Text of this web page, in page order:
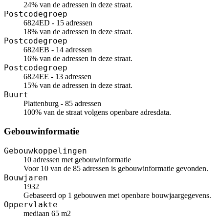
24% van de adressen in deze straat.
Postcodegroep
6824ED - 15 adressen
18% van de adressen in deze straat.
Postcodegroep
6824EB - 14 adressen
16% van de adressen in deze straat.
Postcodegroep
6824EE - 13 adressen
15% van de adressen in deze straat.
Buurt
Plattenburg - 85 adressen
100% van de straat volgens openbare adresdata.
Gebouwinformatie
Gebouwkoppelingen
10 adressen met gebouwinformatie
Voor 10 van de 85 adressen is gebouwinformatie gevonden.
Bouwjaren
1932
Gebaseerd op 1 gebouwen met openbare bouwjaargegevens.
Oppervlakte
mediaan 65 m2